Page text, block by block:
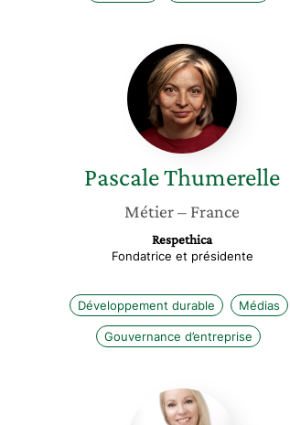
Pascale
Thumerelle
PascaleThumerelle
Métier– France
Respethica
Fondatrice et présidente
Développement durable Médias
Gouvernance d’entreprise
Carole
Grimaud